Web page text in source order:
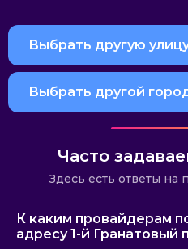
Выбрать другую
Выбрать другой
Часто
Здесь есть ответы
К каким провайдерам
адресу 1-й Гранатовый